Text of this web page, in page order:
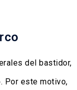
del bastidor,
Por este motivo,